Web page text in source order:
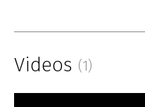
Videos (1)